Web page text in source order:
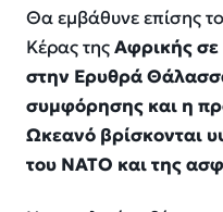
Θα εμβάθυνε επίσης
Κέρας τηςΑφρικής
στην Ερυθρά
συμφόρησης και η
Ωκεανό βρίσκονται
του ΝΑΤΟ και της